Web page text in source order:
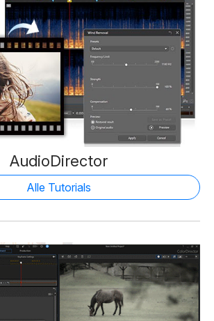
AudioDirector
Alle Tutorials